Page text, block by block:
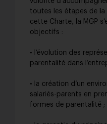
toutes les étapes de la
cette Charte, la MGP
objectifs :
• l’évolution des
parentalité dans
• la création d’un
salariés-parents en
formes de parentalité ;